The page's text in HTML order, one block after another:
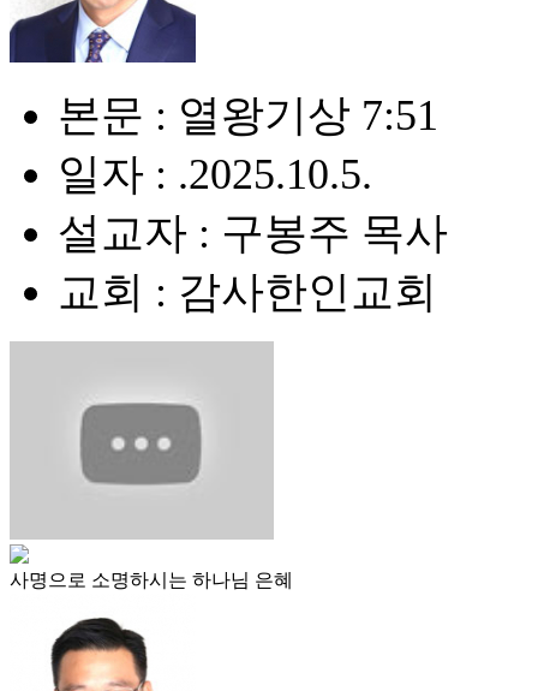
본문 : 열왕기상 7:51
일자 : .2025.10.5.
설교자 : 구봉주 목사
교회 : 감사한인교회
사명으로 소명하시는 하나님 은혜